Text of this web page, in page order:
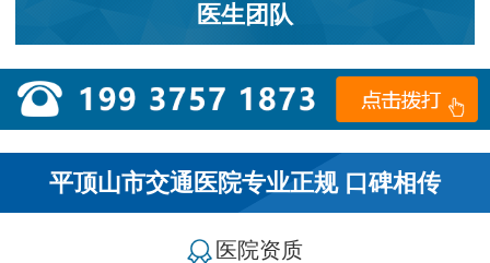
医生团队
平顶山市交通医院专业正规 口碑相传
医院资质